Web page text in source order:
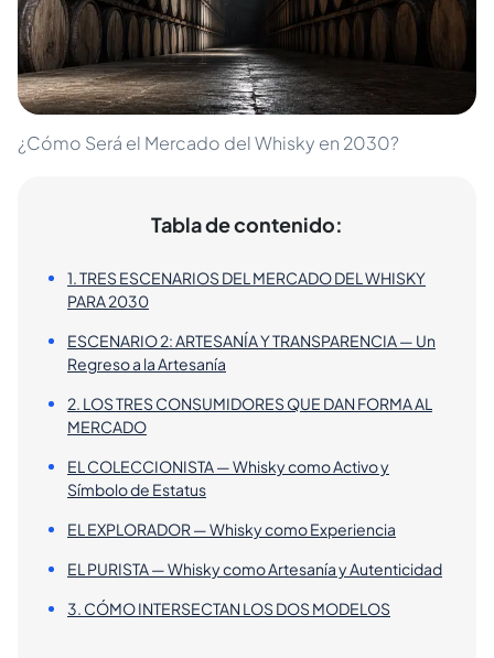
¿Cómo Será el Mercado del Whisky en 2030?
Tabla de contenido:
1. TRES ESCENARIOS DEL MERCADO DEL WHISKY
PARA 2030
ESCENARIO 2: ARTESANÍA Y TRANSPARENCIA — Un
Regreso a la Artesanía
2. LOS TRES CONSUMIDORES QUE DAN FORMA AL
MERCADO
EL COLECCIONISTA — Whisky como Activo y
Símbolo de Estatus
EL EXPLORADOR — Whisky como Experiencia
EL PURISTA — Whisky como Artesanía y Autenticidad
3. CÓMO INTERSECTAN LOS DOS MODELOS